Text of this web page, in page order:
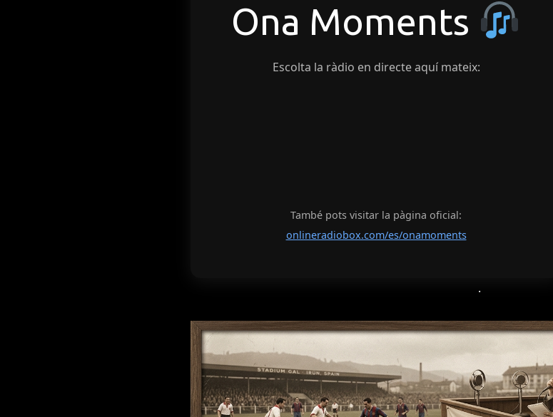
Ona Moments
Escolta la ràdio en directe aquí mateix:
També pots visitar la pàgina oficial:
onlineradiobox.com/es/onamoments
.